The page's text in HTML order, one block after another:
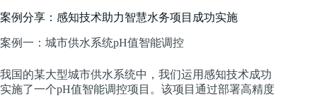
案例分享：感知技术助力智慧水务项目成功实施
案例一：城市供水系统pH值智能调控
我国的某大型城市供水系统中，我们运用感知技术成功
实施了一个pH值智能调控项目。该项目通过部署高精度